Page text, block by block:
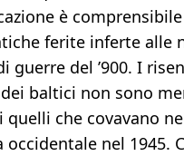
è
ferite inferte alle
guerre del ’900. I
baltici non sono
che covavano
occidentale nel 1945.